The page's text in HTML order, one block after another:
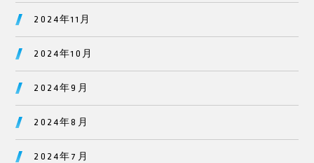
2024年11月
2024年10月
2024年9月
2024年8月
2024年7月